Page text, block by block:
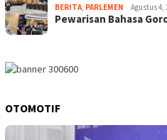
BERITA, PARLEMEN Agustus 4,
Pewarisan Bahasa
OTOMOTIF